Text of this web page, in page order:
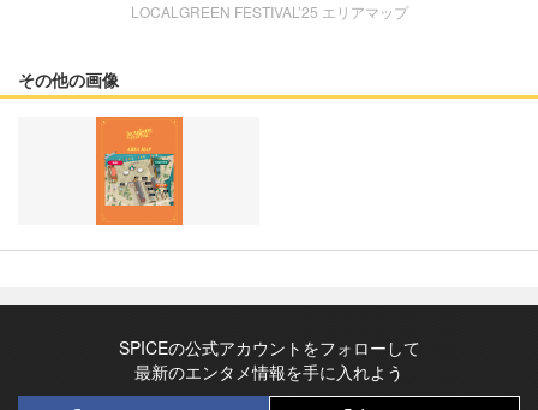
LOCALGREEN FESTIVAL’25 エリアマップ
その他の画像
SPICEの公式アカウントをフォローして
最新のエンタメ情報を手に入れよう